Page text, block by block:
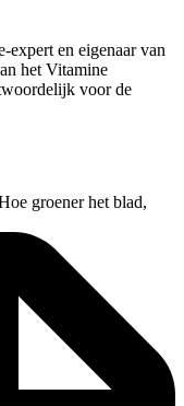
expert en eigenaar van
het Vitamine
voor de
groener het blad,